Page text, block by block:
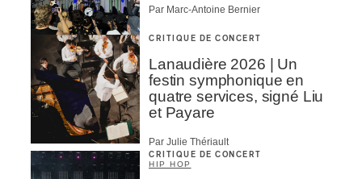
Par Marc-Antoine Bernier
CRITIQUE DE CONCERT
Lanaudière 2026 | Un
festin symphonique en
quatre services, signé Liu
et Payare
Par Julie Thériault
CRITIQUE DE CONCERT
HIP HOP